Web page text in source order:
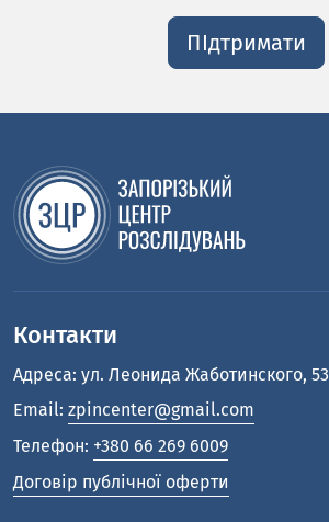
ПІдтримати
Контакти
Адреса: ул. Леонида Жаботинского, 53
Email: zpincenter@gmail.com
Телефон: +380 66 269 6009
Договір публічної оферти